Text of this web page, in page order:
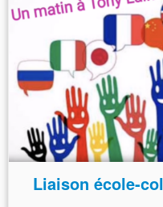
Liaison école-